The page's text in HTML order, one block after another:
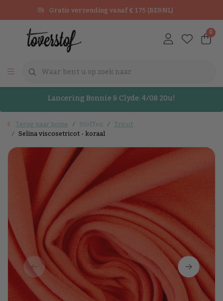
Gratis verzending vanaf € 175 (BE&NL)
0
Lancering Bonnie & Clyde: 4/08 20u!
Terug naar home Stoffen Tricot
Selina viscosetricot - koraal